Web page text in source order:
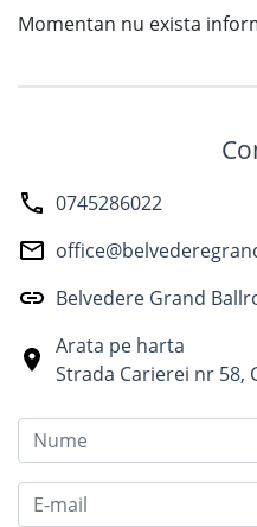
Momentan nu exista
0745286022
Belvedere Grand
Arata pe harta
Strada Carierei nr 58,